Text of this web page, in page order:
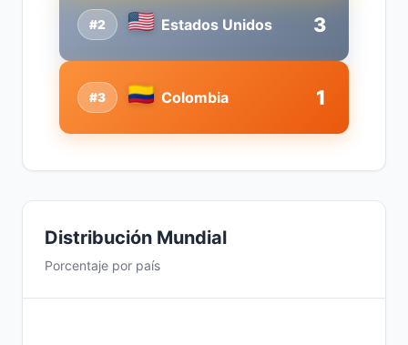
#2 Estados Unidos 3
#3 Colombia 1
Distribución Mundial
Porcentaje por país